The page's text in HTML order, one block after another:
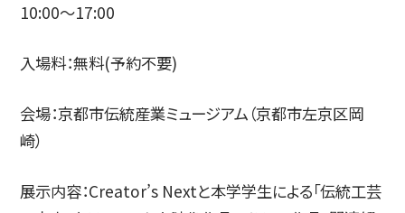
10:00～17:00
入場料：無料(予約不要)
会場：京都市伝統産業ミュージアム（京都市左京区岡
崎）
展示内容：Creator’s Nextと本学学生による「伝統工芸